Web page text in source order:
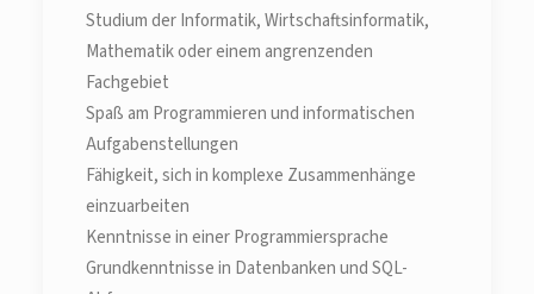
Studium der Informatik, Wirtschaftsinformatik,
Mathematik oder einem angrenzenden
Fachgebiet
Spaß am Programmieren und informatischen
Aufgabenstellungen
Fähigkeit, sich in komplexe Zusammenhänge
einzuarbeiten
Kenntnisse in einer Programmiersprache
Grundkenntnisse in Datenbanken und SQL-